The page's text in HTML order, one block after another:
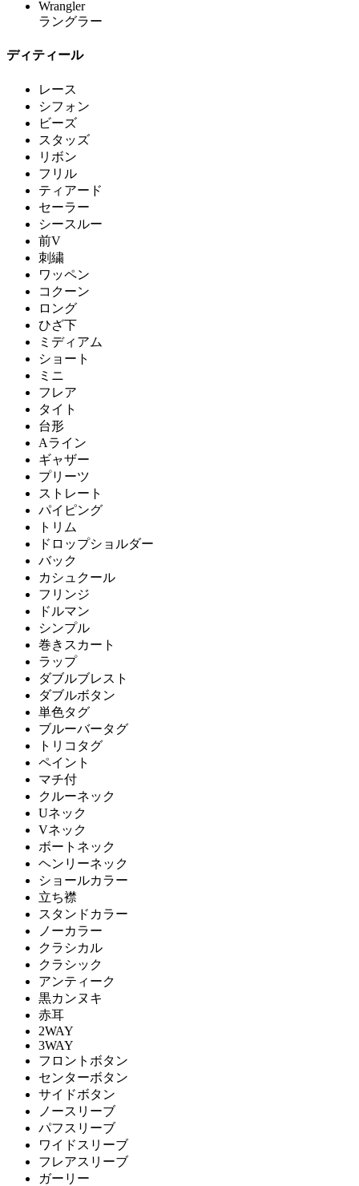
Wrangler
ラングラー
ディティール
レース
シフォン
ビーズ
スタッズ
リボン
フリル
ティアード
セーラー
シースルー
前V
刺繍
ワッペン
コクーン
ロング
ひざ下
ミディアム
ショート
ミニ
フレア
タイト
台形
Aライン
ギャザー
プリーツ
ストレート
パイピング
トリム
ドロップショルダー
バック
カシュクール
フリンジ
ドルマン
シンプル
巻きスカート
ラップ
ダブルブレスト
ダブルボタン
単色タグ
ブルーバータグ
トリコタグ
ペイント
マチ付
クルーネック
Uネック
Vネック
ボートネック
ヘンリーネック
ショールカラー
立ち襟
スタンドカラー
ノーカラー
クラシカル
クラシック
アンティーク
黒カンヌキ
赤耳
2WAY
3WAY
フロントボタン
センターボタン
サイドボタン
ノースリーブ
パフスリーブ
ワイドスリーブ
フレアスリーブ
ガーリー